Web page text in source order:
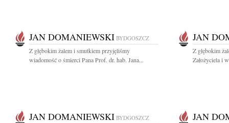
JAN DOMANIEWSKI BYDGOSZCZ
Z głębokim żalem i smutkiem przyjęliśmy
wiadomość o śmierci Pana Prof. dr. hab. Jana...
JAN
Z głębokim
Założyciela i
JAN DOMANIEWSKI BYDGOSZCZ JAN